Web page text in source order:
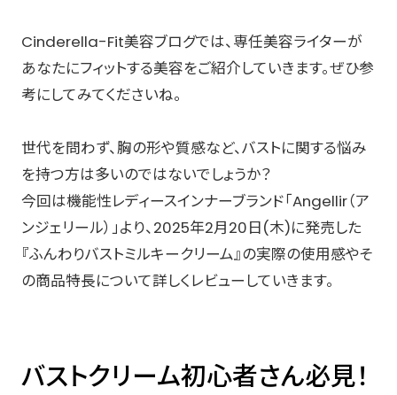
Cinderella-Fit美容ブログでは、専任美容ライターが
あなたにフィットする美容をご紹介していきます。ぜひ参
考にしてみてくださいね。
世代を問わず、胸の形や質感など、バストに関する悩み
を持つ方は多いのではないでしょうか？
今回は機能性レディースインナーブランド「Angellir（ア
ンジェリール）」より、2025年2月20日(木)に発売した
『ふんわりバストミルキークリーム』の実際の使用感やそ
の商品特長について詳しくレビューしていきます。
バストクリーム初心者さん必見！